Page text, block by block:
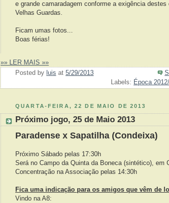
e grande camaradagem conforme a exigência destes
Velhas Guardas.
Ficam umas fotos...
Boas férias!
»» LER MAIS »»
Posted by luis at 5/29/2013
Labels: Época
QUARTA-FEIRA, 22 DE MAIO DE 2013
Próximo jogo, 25 de Maio 2013
Paradense x Sapatilha (Condeixa)
Próximo Sábado pelas 17:30h
Será no Campo da Quinta da Boneca (sintético), em
Concentração na Associação pelas 14:30h
Fica uma indicação para os amigos que vêm de
Vindo na A8: